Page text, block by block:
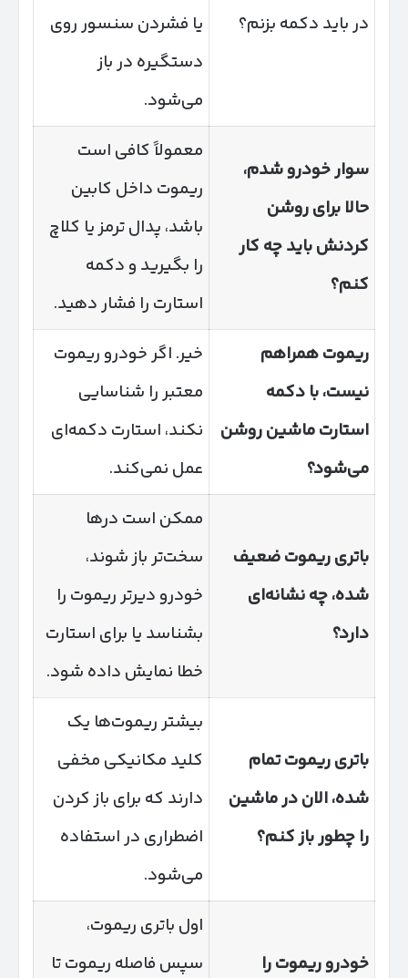
در باید دکمه بزنم؟
یا فشردن سنسور روی
دستگیره در باز
می‌شود.
سوار خودرو شدم،
حالا برای روشن
کردنش باید چه کار
کنم؟
معمولاً کافی است
ریموت داخل کابین
باشد، پدال ترمز یا کلاچ
را بگیرید و دکمه
استارت را فشار دهید.
ریموت همراهم
نیست، با دکمه
استارت ماشین روشن
می‌شود؟
خیر. اگر خودرو ریموت
معتبر را شناسایی
نکند، استارت دکمه‌ای
عمل نمی‌کند.
باتری ریموت ضعیف
شده، چه نشانه‌ای
دارد؟
ممکن است درها
سخت‌تر باز شوند،
خودرو دیرتر ریموت را
بشناسد یا برای استارت
خطا نمایش داده شود.
باتری ریموت تمام
شده، الان در ماشین
را چطور باز کنم؟
بیشتر ریموت‌ها یک
کلید مکانیکی مخفی
دارند که برای باز کردن
اضطراری در استفاده
می‌شود.
خودرو ریموت را
اول باتری ریموت،
سپس فاصله ریموت تا